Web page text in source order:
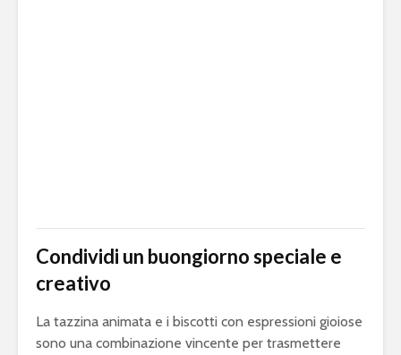
Condividi un buongiorno speciale e
creativo
La tazzina animata e i biscotti con espressioni gioiose
sono una combinazione vincente per trasmettere